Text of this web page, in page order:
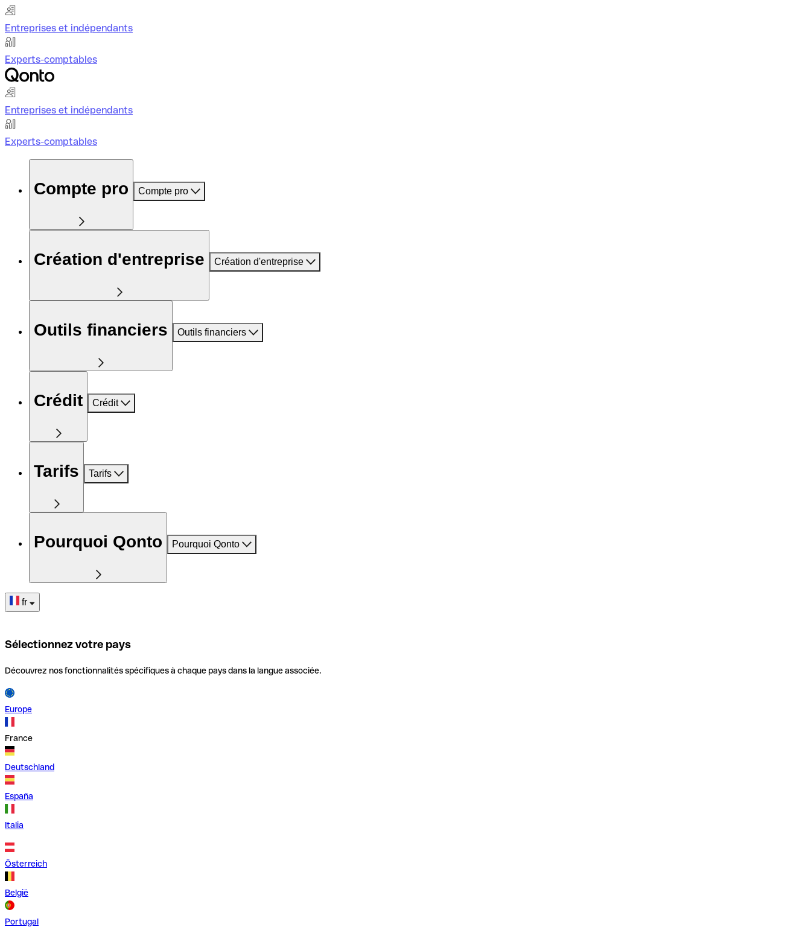
Entreprises et indépendants
Experts-comptables
Entreprises et indépendants
Experts-comptables
Compte pro Compte pro
Création d'entreprise Création d'entreprise
Outils financiers Outils financiers
Crédit Crédit
Tarifs Tarifs
Pourquoi Qonto Pourquoi Qonto
fr
Sélectionnez votre pays
Découvrez nos fonctionnalités spécifiques à chaque pays dans la langue associée.
Europe
France
Deutschland
España
Italia
Österreich
België
Portugal